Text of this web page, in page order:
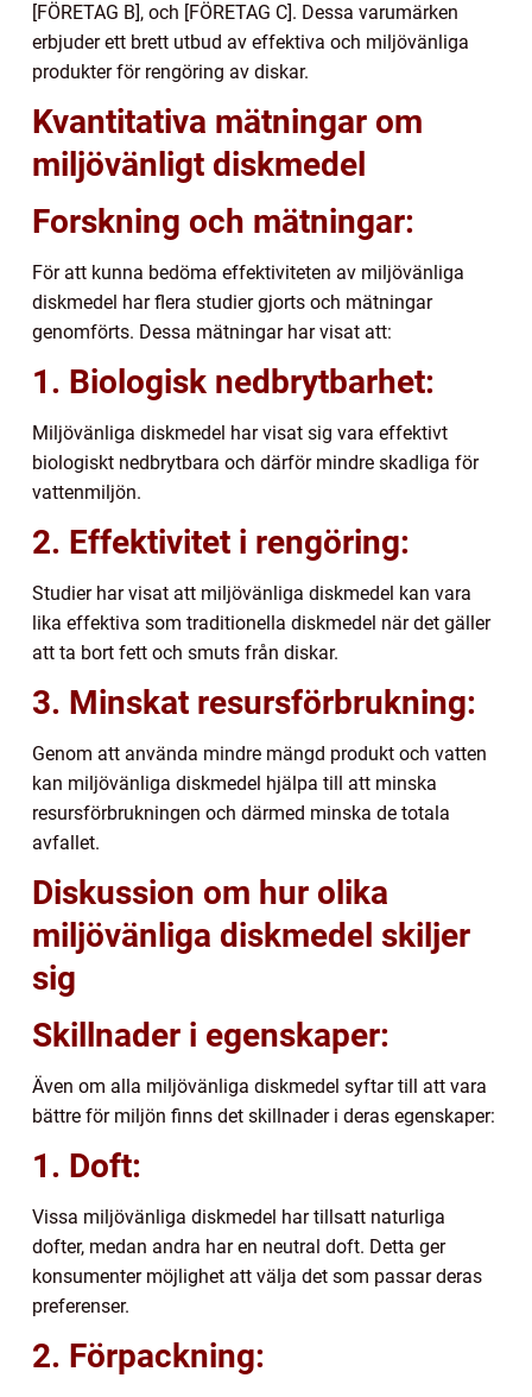
[FÖRETAG B], och [FÖRETAG C]. Dessa varumärken
erbjuder ett brett utbud av effektiva och miljövänliga
produkter för rengöring av diskar.
Kvantitativa mätningar om
miljövänligt diskmedel
Forskning och mätningar:
För att kunna bedöma effektiviteten av miljövänliga
diskmedel har flera studier gjorts och mätningar
genomförts. Dessa mätningar har visat att:
1. Biologisk nedbrytbarhet:
Miljövänliga diskmedel har visat sig vara effektivt
biologiskt nedbrytbara och därför mindre skadliga för
vattenmiljön.
2. Effektivitet i rengöring:
Studier har visat att miljövänliga diskmedel kan vara
lika effektiva som traditionella diskmedel när det gäller
att ta bort fett och smuts från diskar.
3. Minskat resursförbrukning:
Genom att använda mindre mängd produkt och vatten
kan miljövänliga diskmedel hjälpa till att minska
resursförbrukningen och därmed minska de totala
avfallet.
Diskussion om hur olika
miljövänliga diskmedel skiljer
sig
Skillnader i egenskaper:
Även om alla miljövänliga diskmedel syftar till att vara
bättre för miljön finns det skillnader i deras egenskaper:
1. Doft:
Vissa miljövänliga diskmedel har tillsatt naturliga
dofter, medan andra har en neutral doft. Detta ger
konsumenter möjlighet att välja det som passar deras
preferenser.
2. Förpackning: